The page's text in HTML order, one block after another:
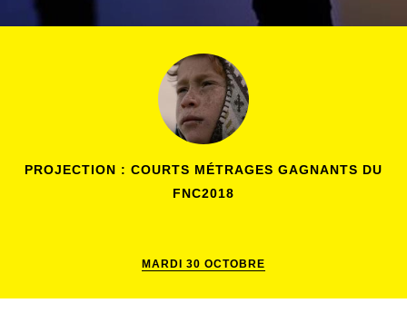
PROJECTION : COURTS MÉTRAGES GAGNANTS DU
FNC2018
MARDI 30 OCTOBRE